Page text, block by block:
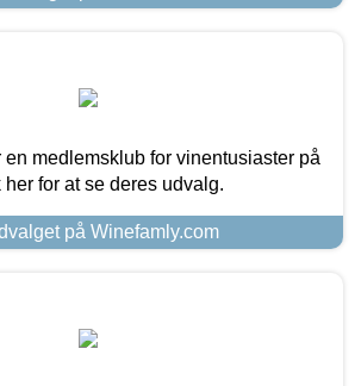
en medlemsklub for vinentusiaster på
for at se deres udvalg.
på Winefamly.com